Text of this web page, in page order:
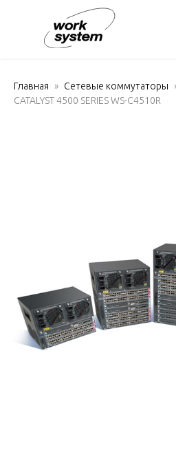
Главная Сетевые коммутаторы
CATALYST 4500 SERIES WS-C4510R